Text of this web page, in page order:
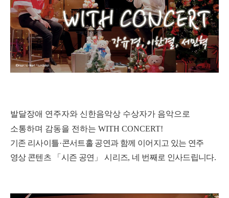
발달장애 연주자와 신한음악상 수상자가 음악으로
소통하며 감동을 전하는 WITH CONCERT!
기존 리사이틀·콘서트홀 공연과 함께 이어지고 있는 연주
영상 콘텐츠
「 시즌 공연 」시리즈, 네 번째로 인사드립니다.